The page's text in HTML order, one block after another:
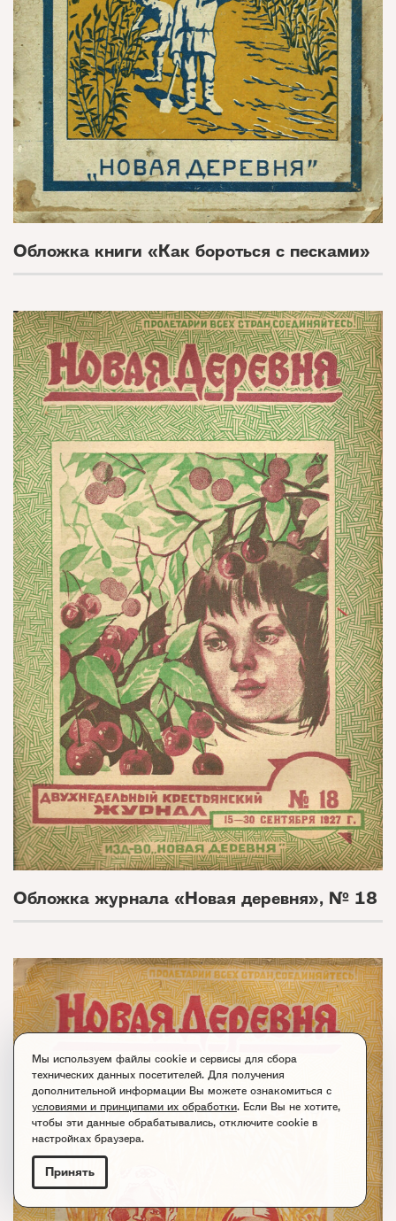
Обложка книги «Как бороться с песками»
Обложка журнала «Новая деревня», № 18
Мы используем файлы cookie и сервисы для сбора
технических данных посетителей. Для получения
дополнительной информации Вы можете ознакомиться с
условиями и принципами их обработки. Если Вы не хотите,
чтобы эти данные обрабатывались, отключите cookie в
настройках браузера.
Принять